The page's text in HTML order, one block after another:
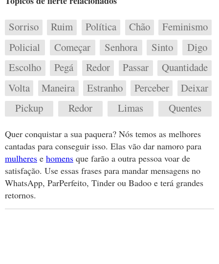
Sorriso Ruim Política Chão
Feminismo
Policial
Começar Senhora Sinto
Digo
Escolho
Pegá Redor Passar
Quantidade
Volta
Maneira Estranho Perceber
Deixar
Pickup
Redor Limas Quentes
Quer conquistar a sua paquera? Nós temos as melhores
cantadas para conseguir isso. Elas vão dar namoro para
mulheres e homens que farão a outra pessoa voar de
satisfação. Use essas frases para mandar mensagens no
WhatsApp, ParPerfeito, Tinder ou Badoo e terá grandes
retornos.